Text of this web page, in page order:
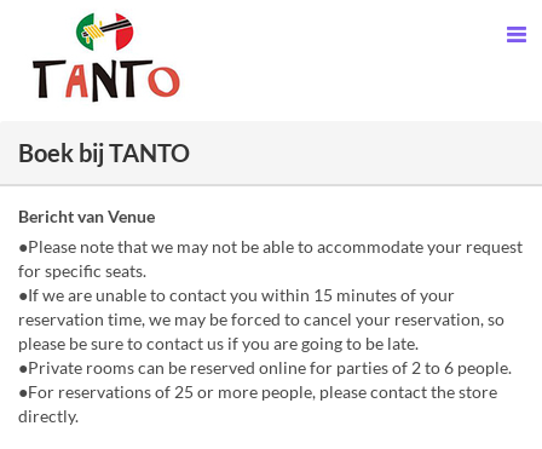
Boek bij TANTO
Bericht van Venue
●Please note that we may not be able to accommodate your request
for specific seats.
●If we are unable to contact you within 15 minutes of your
reservation time, we may be forced to cancel your reservation, so
please be sure to contact us if you are going to be late.
●Private rooms can be reserved online for parties of 2 to 6 people.
●For reservations of 25 or more people, please contact the store
directly.